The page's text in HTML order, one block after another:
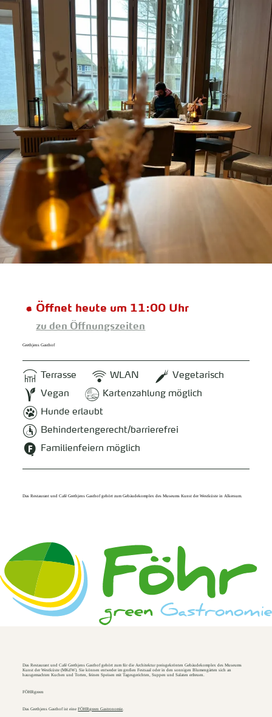
Suchen
Unterkunft
Öffnet heute um 11:00 Uhr
zu den Öffnungszeiten
Grethjens Gasthof
Terrasse WLAN
Vegetarisch
Vegan
Kartenzahlung möglich
Hunde erlaubt
Behindertengerecht/barrierefrei
Familienfeiern möglich
Das Restaurant und Café Grethjens Gasthof gehört zum Gebäudekomplex des Museums Kunst der Westküste in Alkersum.
Das Restaurant und Café Grethjens Gasthof gehört zum für die Architektur preisgekrönten Gebäudekomplex des Museums
Kunst der Westküste (MKdW). Sie können entweder im großen Festsaal oder in den sonnigen Blumengärten sich an
hausgemachten Kuchen und Torten, feinen Speisen mit Tagesgerichten, Suppen und Salaten erfreuen.
FÖHRgreen
Das Grethjens Gasthof ist eineFÖHRgreen Gastronomie.